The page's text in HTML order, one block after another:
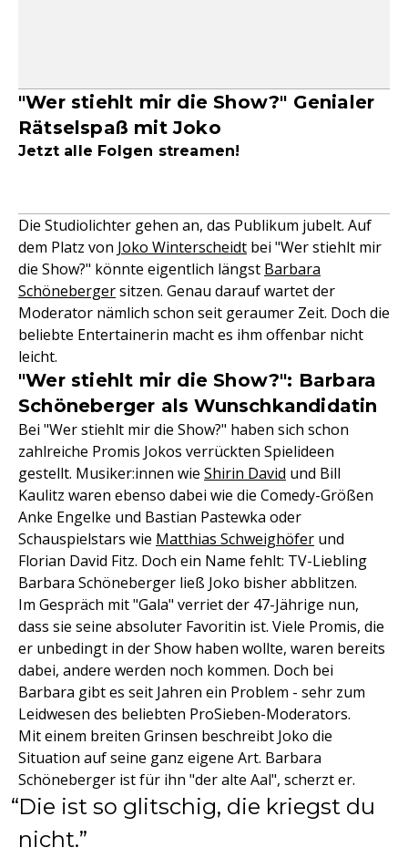
"Wer stiehlt mir die Show?" Genialer
Rätselspaß mit Joko
Jetzt alle Folgen streamen!
Die Studiolichter gehen an, das Publikum jubelt. Auf
dem Platz von Joko Winterscheidt bei "Wer stiehlt mir
die Show?" könnte eigentlich längst Barbara
Schönebergersitzen. Genau darauf wartet der
Moderator nämlich schon seit geraumer Zeit. Doch die
beliebte Entertainerin macht es ihm offenbar nicht
leicht.
"Wer stiehlt mir die Show?": Barbara
Schöneberger als Wunschkandidatin
Bei "Wer stiehlt mir die Show?" haben sich schon
zahlreiche Promis Jokos verrückten Spielideen
gestellt. Musiker:innen wie Shirin David und Bill
Kaulitz waren ebenso dabei wie die Comedy-Größen
Anke Engelke und Bastian Pastewka oder
Schauspielstars wie Matthias Schweighöfer und
Florian David Fitz. Doch ein Name fehlt: TV-Liebling
Barbara Schöneberger ließ Joko bisher abblitzen.
Im Gespräch mit "Gala" verriet der 47-Jährige nun,
dass sie seine absoluter Favoritin ist. Viele Promis, die
er unbedingt in der Show haben wollte, waren bereits
dabei, andere werden noch kommen. Doch bei
Barbara gibt es seit Jahren ein Problem - sehr zum
Leidwesen des beliebten ProSieben-Moderators.
Mit einem breiten Grinsen beschreibt Joko die
Situation auf seine ganz eigene Art. Barbara
Schöneberger ist für ihn "der alte Aal", scherzt er.
Die ist so glitschig, die kriegst du
nicht.